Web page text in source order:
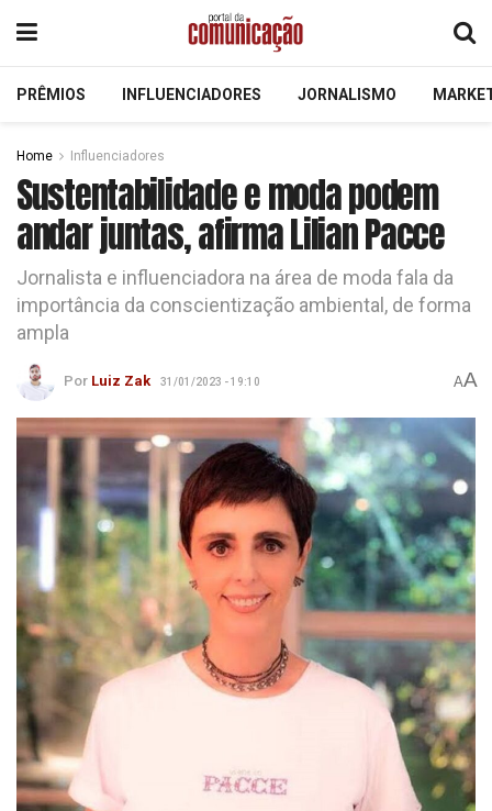
PRÊMIOS INFLUENCIADORES JORNALISMO
Home Influenciadores
Sustentabilidade e moda podem
andar juntas, afirma Lilian Pacce
Jornalista e influenciadora na área de moda fala da
importância da conscientização ambiental, de forma
ampla
Por Luiz Zak 31/01/2023 - 19:10 AA